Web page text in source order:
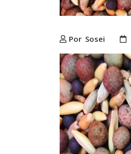
Por Sosei